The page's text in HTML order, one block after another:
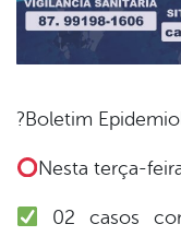
?Boletim
Nesta terça-
02 casos